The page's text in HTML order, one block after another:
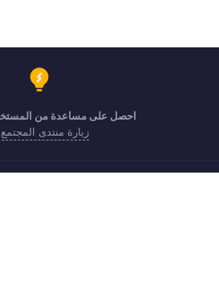
احصل على مساعدة من
زيارة منتدى المجتمع